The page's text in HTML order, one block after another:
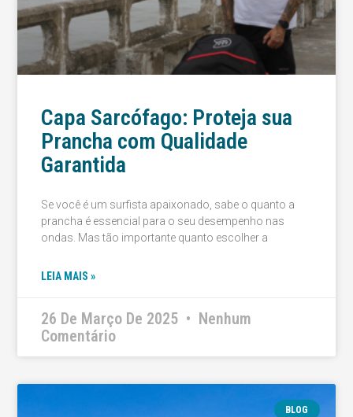
Capa Sarcófago: Proteja sua
Prancha com Qualidade
Garantida
Se você é um surfista apaixonado, sabe o quanto a
prancha é essencial para o seu desempenho nas
ondas. Mas tão importante quanto escolher a
LEIA MAIS »
26 De Março De 2025
Nenhum
Comentário
BLOG